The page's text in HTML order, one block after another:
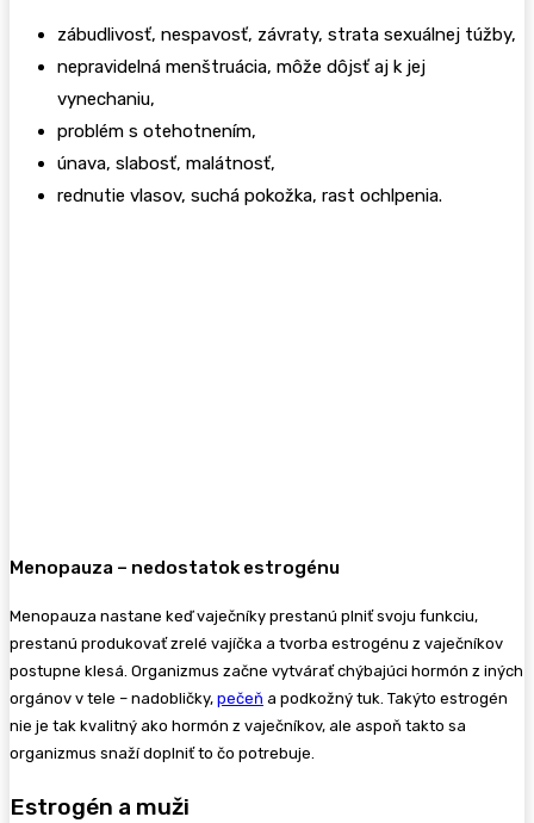
zábudlivosť, nespavosť, závraty, strata sexuálnej túžby,
nepravidelná menštruácia, môže dôjsť aj k jej
vynechaniu,
problém s otehotnením,
únava, slabosť, malátnosť,
rednutie vlasov, suchá pokožka, rast ochlpenia.
Menopauza – nedostatok estrogénu
Menopauza nastane keď vaječníky prestanú plniť svoju funkciu,
prestanú produkovať zrelé vajíčka a tvorba estrogénu z vaječníkov
postupne klesá. Organizmus začne vytvárať chýbajúci hormón z iných
orgánov v tele – nadobličky, pečeň a podkožný tuk. Takýto estrogén
nie je tak kvalitný ako hormón z vaječníkov, ale aspoň takto sa
organizmus snaží doplniť to čo potrebuje.
Estrogén a muži